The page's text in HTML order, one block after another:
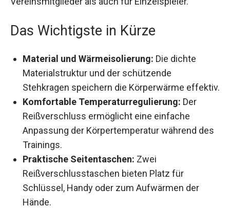
Das Wichtigste in Kürze
Materialstruktur und der schützende
Stehkragen speichern die Körperwärme
effektiv.
Komfortable Temperaturregulierung: Der
Reißverschluss ermöglicht eine einfache
Anpassung der Körpertemperatur während
des Trainings.
Praktische Seitentaschen: Zwei
Reißverschlusstaschen bieten Platz für
Schlüssel, Handy oder zum Aufwärmen der